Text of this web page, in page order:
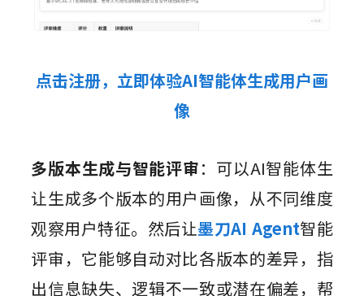
点击注册，立即体验AI智能体生成用户画
像
多版本生成与智能评审：可以AI智能体生
让生成多个版本的用户画像，从不同维度
观察用户特征。然后让墨刀AI Agent智能
评审，它能够自动对比各版本的差异，指
出信息缺失、逻辑不一致或潜在偏差，帮